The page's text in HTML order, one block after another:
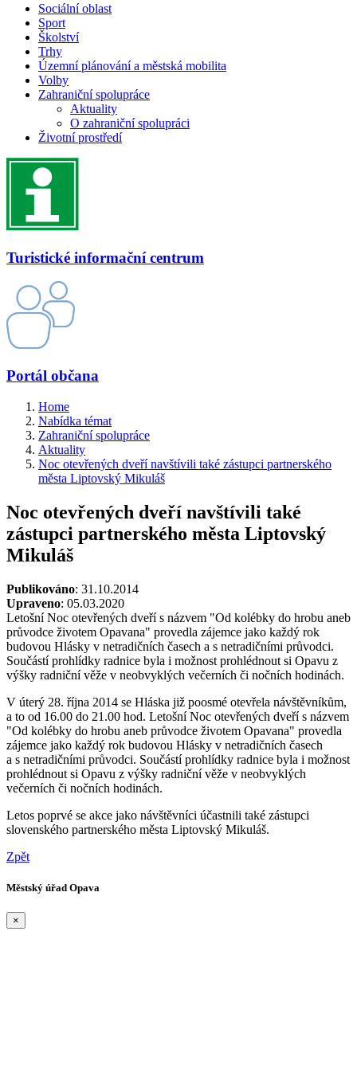
Sociální oblast
Sport
Školství
Trhy
Územní plánování a městská mobilita
Volby
Zahraniční spolupráce
Aktuality
O zahraniční spolupráci
Životní prostředí
Turistické informační centrum
Portál občana
Home
Nabídka témat
Zahraniční spolupráce
Aktuality
Noc otevřených dveří navštívili také zástupci partnerského
města Liptovský Mikuláš
Noc otevřených dveří navštívili také
zástupci partnerského města Liptovský
Mikuláš
Publikováno: 31.10.2014
Upraveno: 05.03.2020
Letošní Noc otevřených dveří s názvem "Od kolébky do hrobu aneb
průvodce životem Opavana" provedla zájemce jako každý rok
budovou Hlásky v netradičních časech a s netradičními průvodci.
Součástí prohlídky radnice byla i možnost prohlédnout si Opavu z
výšky radniční věže v neobvyklých večerních či nočních hodinách.
V úterý 28. října 2014 se Hláska již poosmé otevřela návštěvníkům,
a to od 16.00 do 21.00 hod. Letošní Noc otevřených dveří s názvem
"Od kolébky do hrobu aneb průvodce životem Opavana" provedla
zájemce jako každý rok budovou Hlásky v netradičních časech
a s netradičními průvodci. Součástí prohlídky radnice byla i možnost
prohlédnout si Opavu z výšky radniční věže v neobvyklých
večerních či nočních hodinách.
Letos poprvé se akce jako návštěvníci účastnili také zástupci
slovenského partnerského města Liptovský Mikuláš.
Zpět
Městský úřad Opava
×